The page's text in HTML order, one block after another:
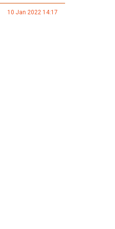
10 Jan 2022 14:17